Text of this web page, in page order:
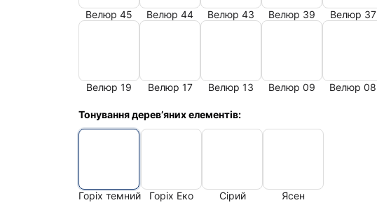
Велюр 45 Велюр 44 Велюр 43 Велюр 39 Велюр 37
Велюр 19 Велюр 17 Велюр 13 Велюр 09 Велюр 08
Тонування дерев’яних елементів:
Горіх темний Горіх Еко Сірий Ясен